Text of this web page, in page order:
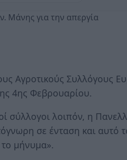
Μάνης για την απεργία
Αγροτικούς Συλλόγους
4ης Φεβρουαρίου.
σύλλογοι λοιπόν, η
σε ένταση και αυτό
μήνυμα».